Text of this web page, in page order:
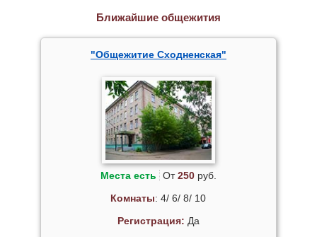
Ближайшие общежития
"Общежитие Сходненская"
Места есть От250руб.
Комнаты: 4/ 6/ 8/ 10
Регистрация: Да